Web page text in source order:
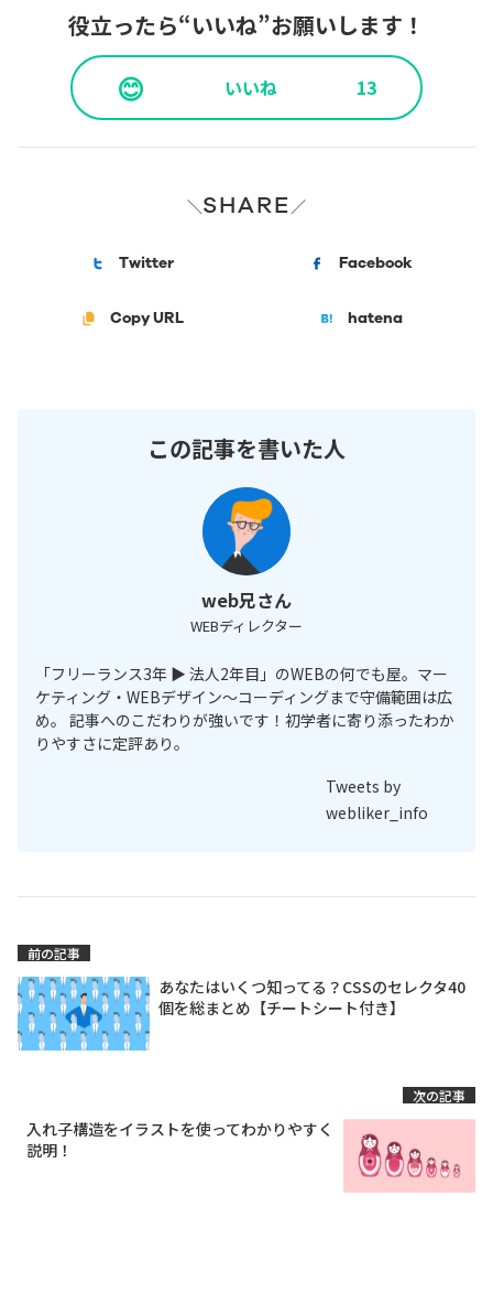
役立ったら“いいね”お願いします！
😊 いいね 13
＼SHARE／
Twitter Facebook
Copy URL hatena
この記事を書いた人
web兄さん
WEBディレクター
「フリーランス3年 ▶︎ 法人2年目」のWEBの何でも屋。マー
ケティング・WEBデザイン〜コーディングまで守備範囲は広
め。 記事へのこだわりが強いです！初学者に寄り添ったわか
りやすさに定評あり。
Tweets by
webliker_info
前の記事
あなたはいくつ知ってる？CSSのセレクタ40
個を総まとめ【チートシート付き】
次の記事
入れ子構造をイラストを使ってわかりやすく
説明！